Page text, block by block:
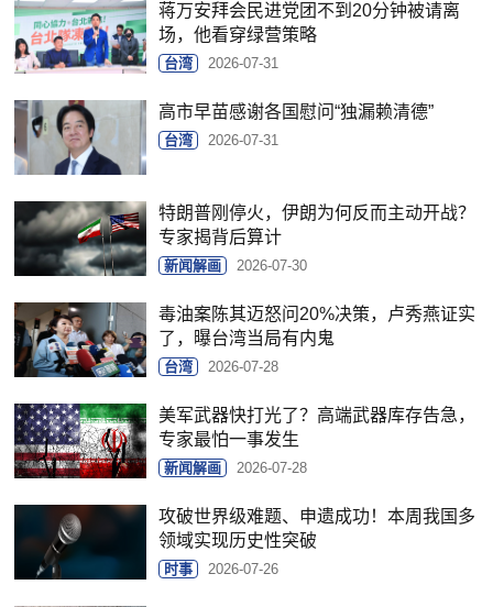
蒋万安拜会民进党团不到20分钟被请离
场，他看穿绿营策略
台湾 2026-07-31
高市早苗感谢各国慰问“独漏赖清德”
台湾 2026-07-31
特朗普刚停火，伊朗为何反而主动开战？
专家揭背后算计
新闻解画 2026-07-30
毒油案陈其迈怒问20%决策，卢秀燕证实
了，曝台湾当局有内鬼
台湾 2026-07-28
美军武器快打光了？高端武器库存告急，
专家最怕一事发生
新闻解画 2026-07-28
攻破世界级难题、申遗成功！本周我国多
领域实现历史性突破
时事 2026-07-26